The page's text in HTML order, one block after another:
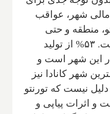
شهر، عواقب
منطقه و حتی
کشور وجود خواهد داشت. ۵۳% از تولید
در این شهر است و
شهر کانادا نیز
نیست که تورنتو
و اثرات پیاپی و